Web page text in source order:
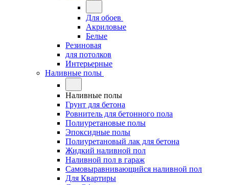
Для обоев
Акриловые
Белые
Резиновая
для потолков
Интерьерные
Наливные полы
Наливные полы
Грунт для бетона
Ровнитель для бетонного пола
Полиуретановые полы
Эпоксидные полы
Полиуретановый лак для бетона
Жидкий наливной пол
Наливной пол в гараж
Самовыравнивающийся наливной пол
Для Квартиры